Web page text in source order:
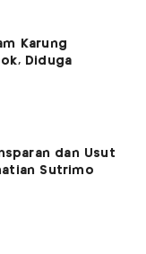
Karung
Diduga
dan Usut
Sutrimo